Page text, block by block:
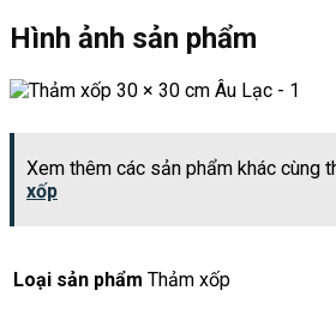
Hình ảnh sản phẩm
Xem thêm các sản phẩm khác cùng
xốp
Loại sản phẩm Thảm xốp